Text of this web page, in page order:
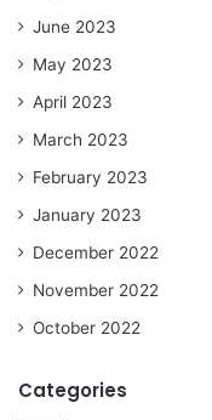
June 2023
May 2023
April 2023
March 2023
February 2023
January 2023
December 2022
November 2022
October 2022
Categories